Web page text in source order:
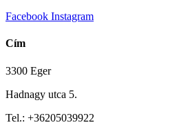
Facebook Instagram
Cím
3300 Eger
Hadnagy utca 5.
Tel.: +36205039922